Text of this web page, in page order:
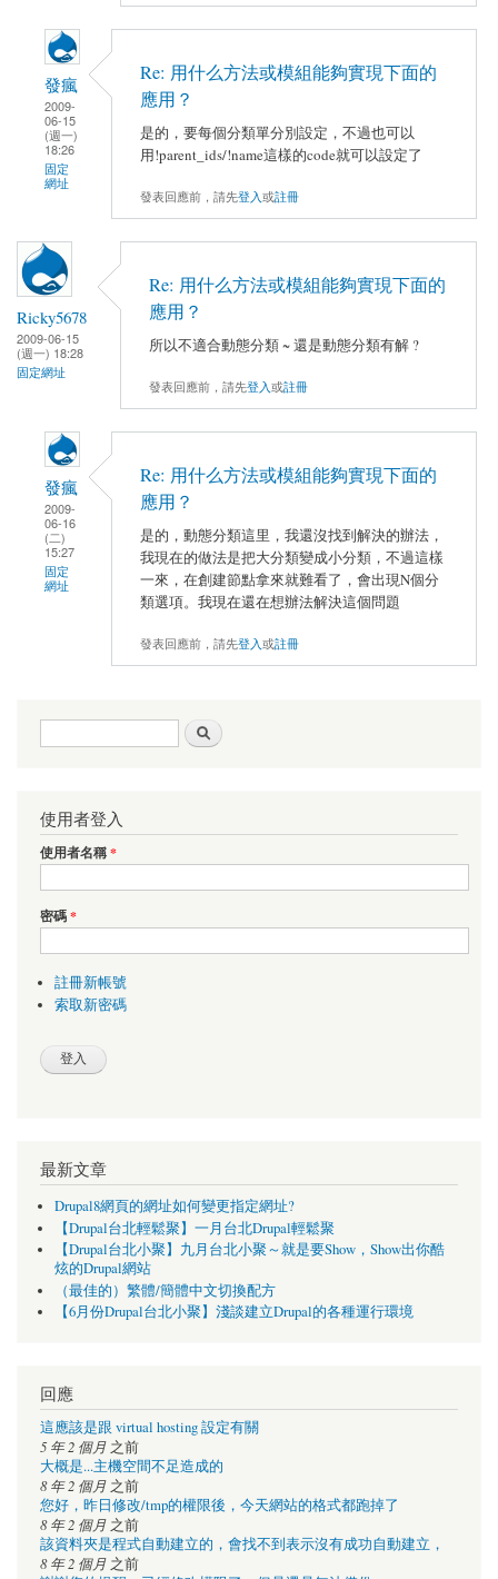
發瘋
2009-
06-15
(週一)
18:26
固定
網址
Re: 用什么方法或模組能夠實現下面的
應用？
是的，要每個分類單分別設定，不過也可以
用!parent_ids/!name這樣的code就可以設定了
發表回應前，請先登入或註冊
Ricky5678
2009-06-15
(週一) 18:28
固定網址
Re: 用什么方法或模組能夠實現下面的
應用？
所以不適合動態分類 ~ 還是動態分類有解 ?
發表回應前，請先登入或註冊
發瘋
2009-
06-16
(二)
15:27
固定
網址
Re: 用什么方法或模組能夠實現下面的
應用？
是的，動態分類這里，我還沒找到解決的辦法，
我現在的做法是把大分類變成小分類，不過這樣
一來，在創建節點拿來就難看了，會出現N個分
類選項。我現在還在想辦法解決這個問題
發表回應前，請先登入或註冊
搜尋表單
使用者登入
使用者名稱*
密碼*
註冊新帳號
索取新密碼
最新文章
Drupal8網頁的網址如何變更指定網址?
【Drupal台北輕鬆聚】一月台北Drupal輕鬆聚
【Drupal台北小聚】九月台北小聚～就是要Show，Show出你酷
炫的Drupal網站
（最佳的）繁體/簡體中文切換配方
【6月份Drupal台北小聚】淺談建立Drupal的各種運行環境
回應
這應該是跟 virtual hosting 設定有關
5 年 2 個月 之前
大概是...主機空間不足造成的
8 年 2 個月 之前
您好，昨日修改/tmp的權限後，今天網站的格式都跑掉了
8 年 2 個月 之前
該資料夾是程式自動建立的，會找不到表示沒有成功自動建立，
8 年 2 個月 之前